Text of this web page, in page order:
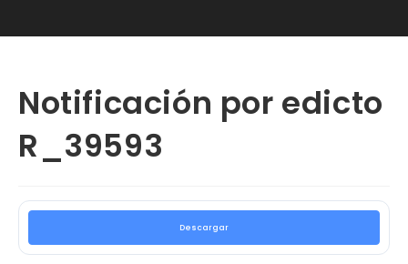
Notificación por edicto
R_39593
Descargar